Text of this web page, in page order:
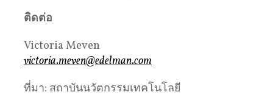
ติดต่อ
Victoria Meven
victoria.meven@edelman.com
ที่มา: สถาบันนวัตกรรมเทคโนโลยี